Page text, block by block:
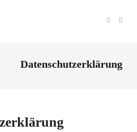
Datenschutzerklärung